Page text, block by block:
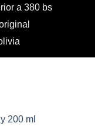
a 380 bs
200 ml